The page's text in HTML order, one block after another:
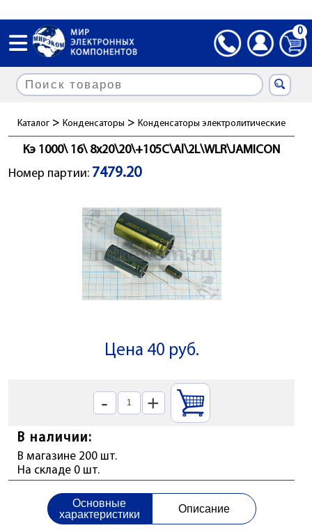
0
Каталог > Конденсаторы > Конденсаторы электролитические
Кэ 1000\ 16\ 8x20\20\+105C\Al\2L\WLR\JAMICON
Номер партии: 7479.20
Цена 40 руб.
- +
В наличии:
В магазине 200 шт.
На складе 0 шт.
Основные
характеристики
Описание